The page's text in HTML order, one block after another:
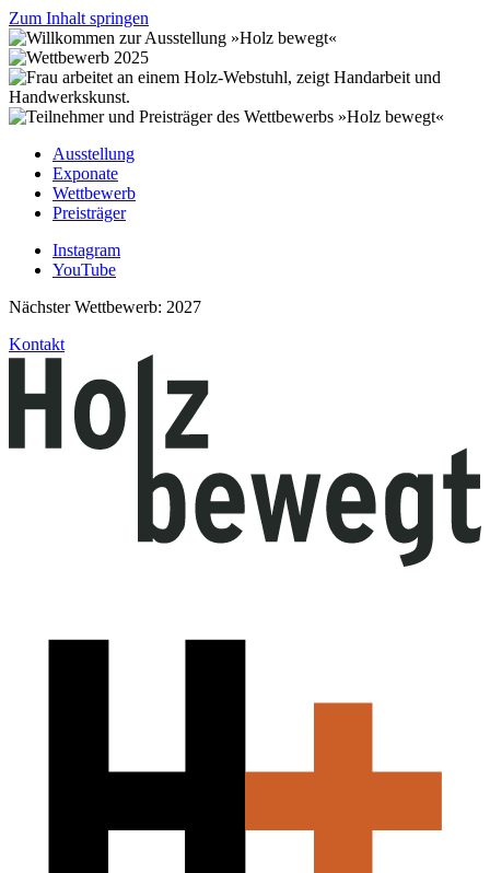
Zum Inhalt springen
Ausstellung
Exponate
Wettbewerb
Preisträger
Instagram
YouTube
Nächster Wettbewerb: 2027
Kontakt